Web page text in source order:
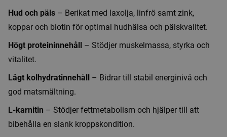
Hud och päls – Berikat med laxolja, linfrö samt zink,
koppar och biotin för optimal hudhälsa och pälskvalitet.
Högt proteininnehåll – Stödjer muskelmassa, styrka och
vitalitet.
Lågt kolhydratinnehåll – Bidrar till stabil energinivå och
god matsmältning.
L-karnitin – Stödjer fettmetabolism och hjälper till att
bibehålla en slank kroppskondition.